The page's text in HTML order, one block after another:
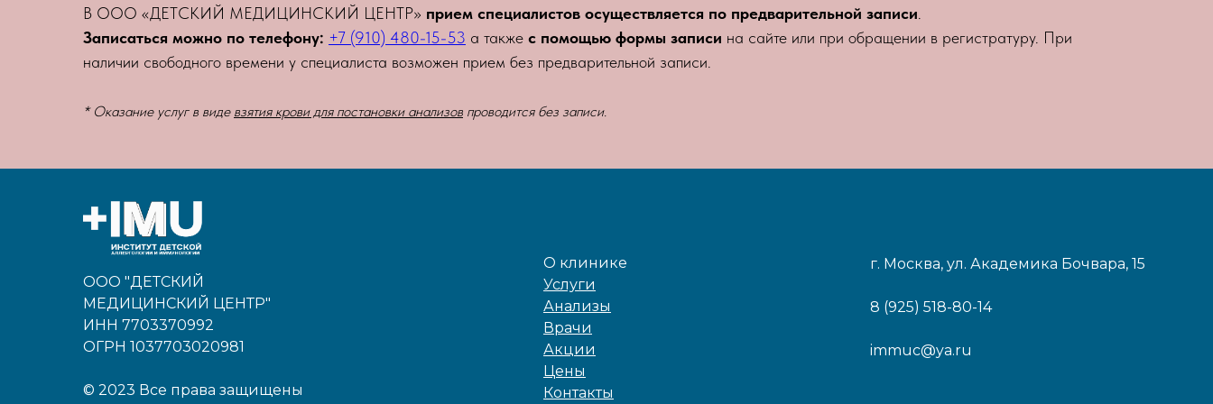
В ООО «ДЕТСКИЙ МЕДИЦИНСКИЙ ЦЕНТР» прием специалистов осуществляется по предварительной записи
Записаться можно по телефону: +7 (910) 480-15-53 а также с помощью формы записи на сайте или при обращении в регистратуру. При
наличии свободного времени у специалиста возможен прием без предварительной записи.
* Оказание услуг в виде взятия крови для постановки анализов проводится без записи.
г. Москва, ул. Академика Бочвара, 15
8 (925) 518-80-14
immuc@ya.ru
ООО "ДЕТСКИЙ
МЕДИЦИНСКИЙ ЦЕНТР"
ИНН 7703370992
ОГРН 1037703020981
©️ 2023 Все права защищены
О клинике
Услуги
Анализы
Врачи
Акции
Цены
Контакты